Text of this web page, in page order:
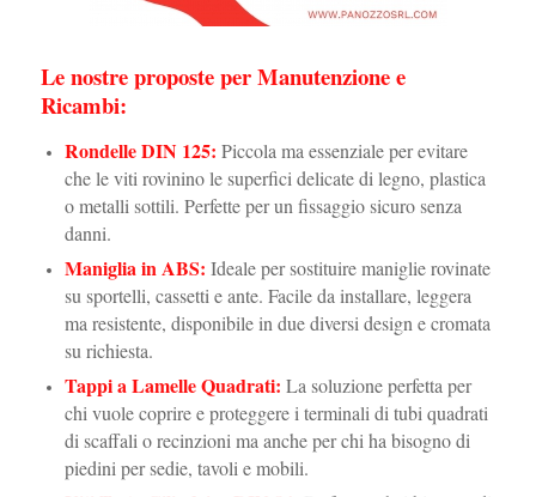
Le nostre proposte per Manutenzione e
Ricambi:
Rondelle DIN 125: Piccola ma essenziale per evitare
che le viti rovinino le superfici delicate di legno, plastica
o metalli sottili. Perfette per un fissaggio sicuro senza
danni.
Maniglia in ABS: Ideale per sostituire maniglie rovinate
su sportelli, cassetti e ante. Facile da installare, leggera
ma resistente, disponibile in due diversi design e cromata
su richiesta.
Tappi a Lamelle Quadrati: La soluzione perfetta per
chi vuole coprire e proteggere i terminali di tubi quadrati
di scaffali o recinzioni ma anche per chi ha bisogno di
piedini per sedie, tavoli e mobili.